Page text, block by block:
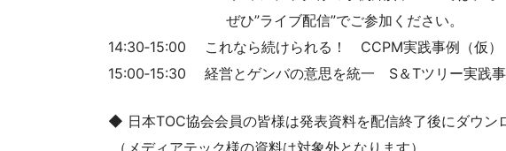
ぜひ”ライブ配信”でご参加ください。
14:30‐15:00 これなら続けられる！ CCPM実践事例（仮）
15:00‐15:30 経営とゲンバの意思を統一 S＆Tツリー実践事
◆ 日本TOC協会会員の皆様は発表資料を配信終了後にダウン